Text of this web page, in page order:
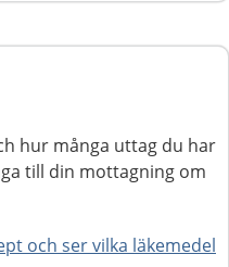
hur många uttag du har
till din mottagning om
och ser vilka läkemedel